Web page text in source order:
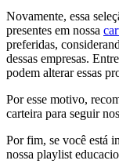
Novamente, essa
presentes em nossa
preferidas,
dessas empresas.
podem alterar essas
Por esse motivo,
carteira para seguir
Por fim, se você está
nossa playlist